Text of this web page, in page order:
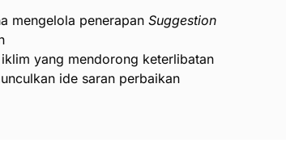
mengelola penerapan Suggestion
yang mendorong keterlibatan
ide saran perbaikan